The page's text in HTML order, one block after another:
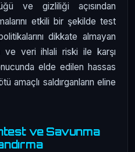
ve gizliliği açısından
etkili bir şekilde test
dikkate almayan
ve veri ihlali riski ile karşı
elde edilen hassas
amaçlı saldırganların eline
ve Savunma